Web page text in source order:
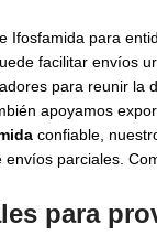
para
facilitar envíos
para reunir
apoyamos
confiable,
parciales.
para